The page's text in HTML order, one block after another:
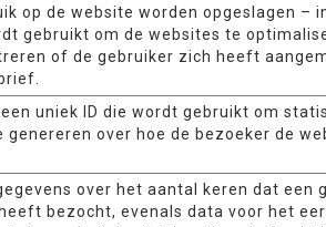
op de website worden opgeslagen –
gebruikt om de websites te
of de gebruiker zich heeft
uniek ID die wordt gebruikt om
genereren over hoe de bezoeker de
over het aantal keren dat een
bezocht, evenals data voor het